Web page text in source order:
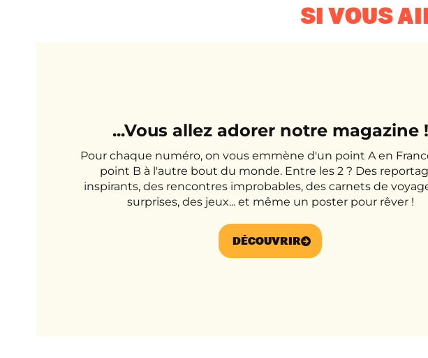
SI VOUS
...Vous allez adorer notre magazine !
Pour chaque numéro, on vous emmène d'un point A en
point B à l'autre bout du monde. Entre les 2 ? Des
inspirants, des rencontres improbables, des carnets de
surprises, des jeux... et même un poster pour rêver !
DÉCOUVRIR